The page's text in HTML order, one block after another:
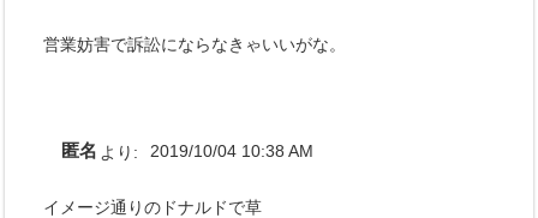
営業妨害で訴訟にならなきゃいいがな。
匿名 より: 2019/10/04 10:38 AM
イメージ通りのドナルドで草